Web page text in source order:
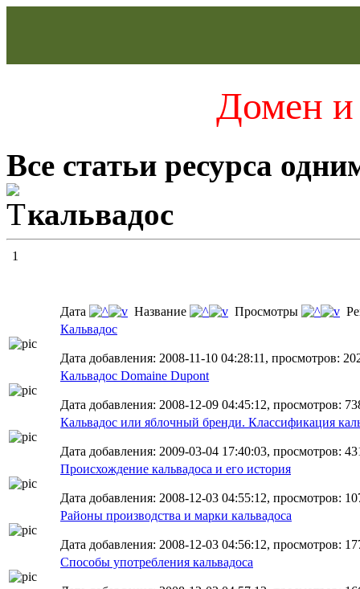
Домен и
Все статьи ресурса
кальвадос
1
Дата Название Просмотры
Кальвадос
Дата добавления: 2008-11-10 04:28:11, просмотров:
Кальвадос Domaine Dupont
Дата добавления: 2008-12-09 04:45:12, просмотров:
Кальвадос или яблочный бренди. Классификация
Дата добавления: 2009-03-04 17:40:03, просмотров:
Происхождение кальвадоса и его история
Дата добавления: 2008-12-03 04:55:12, просмотров:
Районы производства и марки кальвадоса
Дата добавления: 2008-12-03 04:56:12, просмотров:
Способы употребления кальвадоса